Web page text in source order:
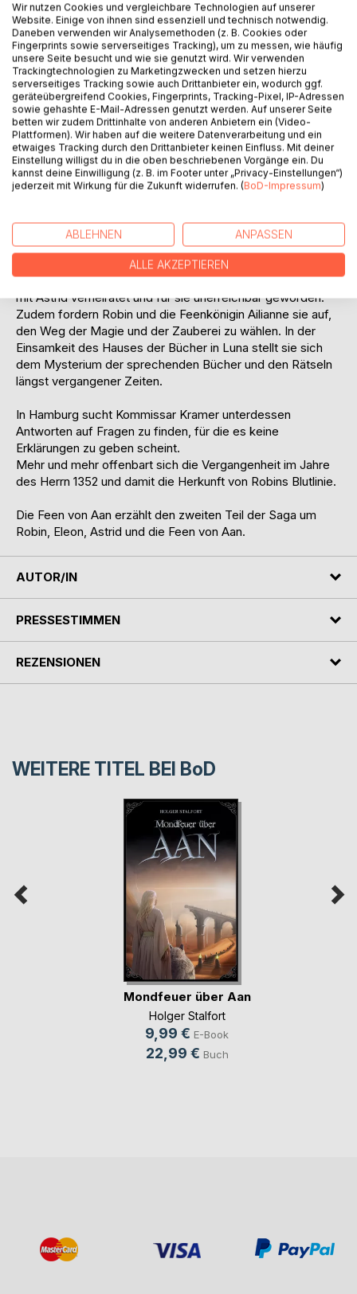
Dunkellande erhebt sich und Prinzessin Thara führt das
Heer in einen grausamen Krieg gegen das Königreich
Nordlande. Während Ragan mit seinen Freunden
verzweifelt im Kerker von Dawn sitzt und auf die Befreiung
durch seinen Vater hofft, kehrt Robin von Luna nach Skyark
zurück. Weder Astrid noch Robin ahnen zu diesem
Zeitpunkt, welches Schicksal ihnen und ihren Untertanen
bevorsteht.
Die geheimnisvolle Armada vor Solinium befreit zugleich
einen Gegner, der lange Zeit verborgen vor den Augen der
Menschen in tiefster Finsternis und Vergessenheit gelebt
König Atos aus Westlande rüstet zum Angriff auf die Feen,
um seine Schwiegertochter Eleon wieder an den Hof und in
die Arme seines Sohnes Argos zurückzuführen.
Eleon hingegen ist verzweifelt. Ihre große Liebe Robin ist
mit Astrid verheiratet und für sie unerreichbar geworden.
Zudem fordern Robin und die Feenkönigin Ailianne sie auf,
den Weg der Magie und der Zauberei zu wählen. In der
Einsamkeit des Hauses der Bücher in Luna stellt sie sich
dem Mysterium der sprechenden Bücher und den Rätseln
längst vergangener Zeiten.
In Hamburg sucht Kommissar Kramer unterdessen
Antworten auf Fragen zu finden, für die es keine
Erklärungen zu geben scheint.
Mehr und mehr offenbart sich die Vergangenheit im Jahre
des Herrn 1352 und damit die Herkunft von Robins Blutlinie.
Die Feen von Aan erzählt den zweiten Teil der Saga um
Robin, Eleon, Astrid und die Feen von Aan.
AUTOR/IN
PRESSESTIMMEN
REZENSIONEN
WEITERE TITEL BEI BoD
Mondfeuer über Aan
Holger Stalfort
9,99 € E-Book
22,99 € Buch
Wir nutzen Cookies und vergleichbare Technologien auf unserer
Website. Einige von ihnen sind essenziell und technisch notwendig.
Daneben verwenden wir Analysemethoden (z. B. Cookies oder
Fingerprints sowie serverseitiges Tracking), um zu messen, wie häufig
unsere Seite besucht und wie sie genutzt wird. Wir verwenden
Trackingtechnologien zu Marketingzwecken und setzen hierzu
serverseitiges Tracking sowie auch Drittanbieter ein, wodurch ggf.
geräteübergreifend Cookies, Fingerprints, Tracking-Pixel, IP-Adressen
sowie gehashte E-Mail-Adressen genutzt werden. Auf unserer Seite
betten wir zudem Drittinhalte von anderen Anbietern ein (Video-
Plattformen). Wir haben auf die weitere Datenverarbeitung und ein
etwaiges Tracking durch den Drittanbieter keinen Einfluss. Mit deiner
Einstellung willigst du in die oben beschriebenen Vorgänge ein. Du
kannst deine Einwilligung (z. B. im Footer unter „Privacy-Einstellungen“)
jederzeit mit Wirkung für die Zukunft widerrufen. (BoD-Impressum)
ABLEHNEN ANPASSEN
ALLE AKZEPTIEREN